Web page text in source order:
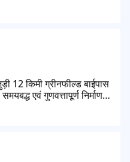
12 किमी ग्रीनफील्ड बाईपास
एवं गुणवत्तापूर्ण निर्माण
से कोई समझौता नहींः डीएम